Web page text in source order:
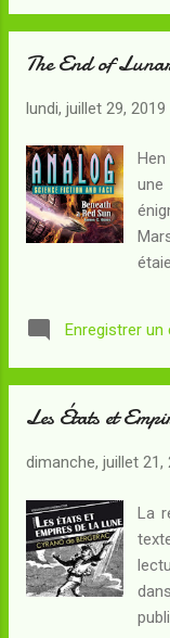
The End of
lundi, juillet 29, 2019
un
Enregistrer
Les États et
dimanche, juillet 21,
La